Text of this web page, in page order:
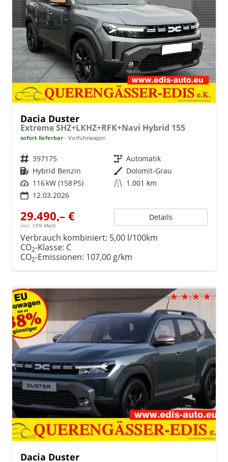
Dacia Duster
Extreme SHZ+LKHZ+RFK+Navi Hybrid 155
sofort lieferbar Vorführwagen
Fahrzeugnr. 397175 Getriebe Automatik
Kraftstoff Hybrid Benzin Außenfarbe Dolomit-Grau
Leistung 116 kW (158 PS) Kilometerstand 1.001 km
12.03.2026
29.490,– €
incl. 19% MwSt.
Details
Verbrauch kombiniert: 5,00 l/100km
CO2-Klasse: C
CO2-Emissionen: 107,00 g/km
Dacia Duster